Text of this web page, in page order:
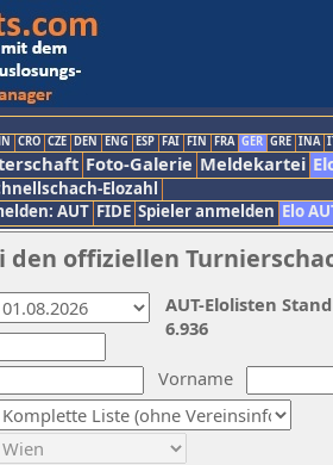
CRO CZE DEN ENG ESP FAI FIN FRA GER GRE INA
Foto-Galerie Meldekartei
Elozahl
AUT FIDE Spieler anmelden Elo
offiziellen
Vorname
AUT-Elolisten
6.936